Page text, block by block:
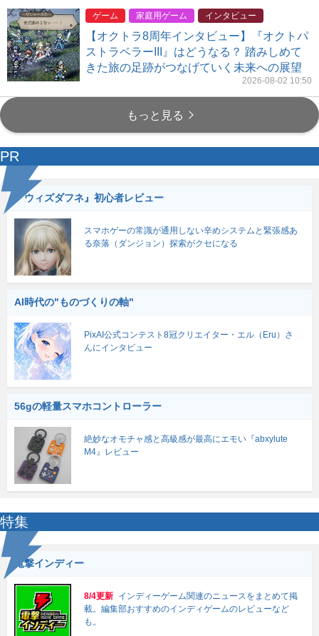
ゲーム 家庭用ゲーム インタビュー
【オクトラ8周年インタビュー】『オクトパ
ストラベラーIII』はどうなる？ 踏みしめて
きた旅の足跡がつなげていく未来への展望
2026-08-02 10:50
もっと見る
PR
『ウィズダフネ』初心者レビュー
スマホゲーの常識が通用しない辛めシステムと緊張感あ
る奈落（ダンジョン）探索がクセになる
AI時代の"ものづくりの軸"
PixAI公式コンテスト8冠クリエイター・エル（Eru）さ
んにインタビュー
56gの軽量スマホコントローラー
絶妙なオモチャ感と高級感が最高にエモい『abxylute
M4』レビュー
特集
電撃インディー
8/4更新 インディーゲーム関連のニュースをまとめて掲
載。編集部おすすめのインディゲームのレビューなど
も。